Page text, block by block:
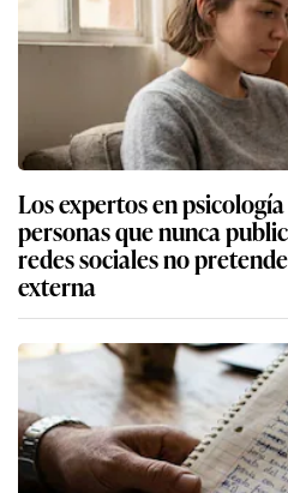
Los expertos en
personas que nunca
redes sociales no
externa